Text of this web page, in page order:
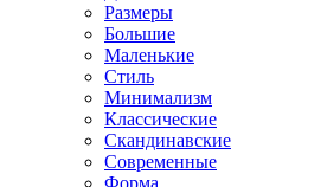
Размеры
Большие
Маленькие
Стиль
Минимализм
Классические
Скандинавские
Современные
Форма